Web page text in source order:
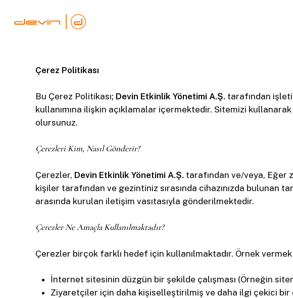
Çerez Politikası
Bu Çerez Politikası; Devin Etkinlik Yönetimi A.Ş. tarafından
kullanımına ilişkin açıklamalar içermektedir. Sitemizi
olursunuz.
Çerezleri Kim, Nasıl Gönderir?
Çerezler, Devin Etkinlik Yönetimi A.Ş. tarafından ve/veya, Eğer
kişiler tarafından ve gezintiniz sırasında cihazınızda bulunan
arasında kurulan iletişim vasıtasıyla gönderilmektedir.
Çerezler Ne Amaçla Kullanılmaktadır?
Çerezler birçok farklı hedef için kullanılmaktadır. Örnek
İnternet sitesinin düzgün bir şekilde çalışması (Örneğin
Ziyaretçiler için daha kişiselleştirilmiş ve daha ilgi çekici